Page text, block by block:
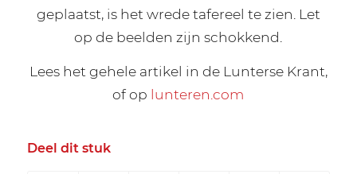
geplaatst, is het wrede tafereel te zien. Let
op de beelden zijn schokkend.
Lees het gehele artikel in de Lunterse Krant,
of op lunteren.com
Deel dit stuk